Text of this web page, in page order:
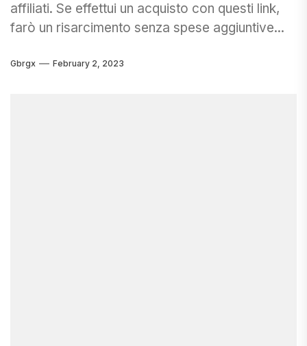
affiliati. Se effettui un acquisto con questi link,
farò un risarcimento senza spese aggiuntive...
Gbrgx February 2, 2023